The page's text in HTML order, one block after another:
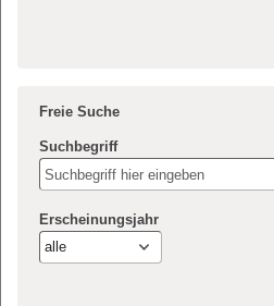
Freie Suche
Suchbegriff
Erscheinungsjahr
alle